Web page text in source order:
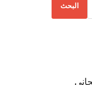
البحث